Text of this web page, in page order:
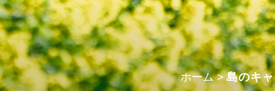
ホーム>島のキ